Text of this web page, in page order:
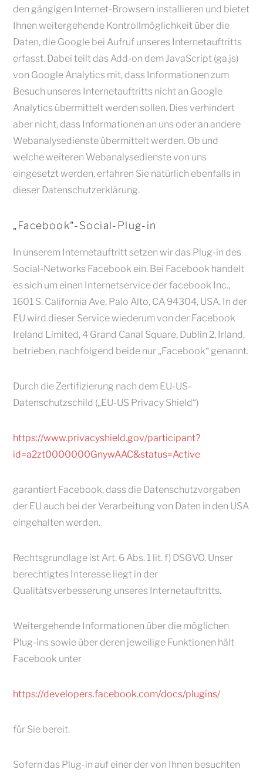
den gängigen Internet-Browsern installieren und bietet
Ihnen weitergehende Kontrollmöglichkeit über die
Daten, die Google bei Aufruf unseres Internetauftritts
erfasst. Dabei teilt das Add-on dem JavaScript (ga.js)
von Google Analytics mit, dass Informationen zum
Besuch unseres Internetauftritts nicht an Google
Analytics übermittelt werden sollen. Dies verhindert
aber nicht, dass Informationen an uns oder an andere
Webanalysedienste übermittelt werden. Ob und
welche weiteren Webanalysedienste von uns
eingesetzt werden, erfahren Sie natürlich ebenfalls in
dieser Datenschutzerklärung.
„Facebook“-Social-Plug-in
In unserem Internetauftritt setzen wir das Plug-in des
Social-Networks Facebook ein. Bei Facebook handelt
es sich um einen Internetservice der facebook Inc.,
1601 S. California Ave, Palo Alto, CA 94304, USA. In der
EU wird dieser Service wiederum von der Facebook
Ireland Limited, 4 Grand Canal Square, Dublin 2, Irland,
betrieben, nachfolgend beide nur „Facebook“ genannt.
Durch die Zertifizierung nach dem EU-US-
Datenschutzschild („EU-US Privacy Shield“)
https://www.privacyshield.gov/participant?
id=a2zt0000000GnywAAC&status=Active
garantiert Facebook, dass die Datenschutzvorgaben
der EU auch bei der Verarbeitung von Daten in den USA
eingehalten werden.
Rechtsgrundlage ist Art. 6 Abs. 1 lit. f) DSGVO. Unser
berechtigtes Interesse liegt in der
Qualitätsverbesserung unseres Internetauftritts.
Weitergehende Informationen über die möglichen
Plug-ins sowie über deren jeweilige Funktionen hält
Facebook unter
https://developers.facebook.com/docs/plugins/
für Sie bereit.
Sofern das Plug-in auf einer der von Ihnen besuchten